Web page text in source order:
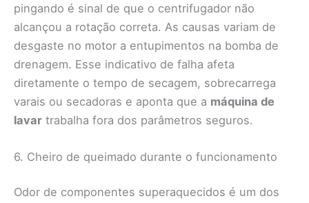
pingando é sinal de que o centrifugador não
alcançou a rotação correta. As causas variam de
desgaste no motor a entupimentos na bomba de
drenagem. Esse indicativo de falha afeta
diretamente o tempo de secagem, sobrecarrega
varais ou secadoras e aponta que a máquina de
lavar trabalha fora dos parâmetros seguros.
6. Cheiro de queimado durante o funcionamento
Odor de componentes superaquecidos é um dos